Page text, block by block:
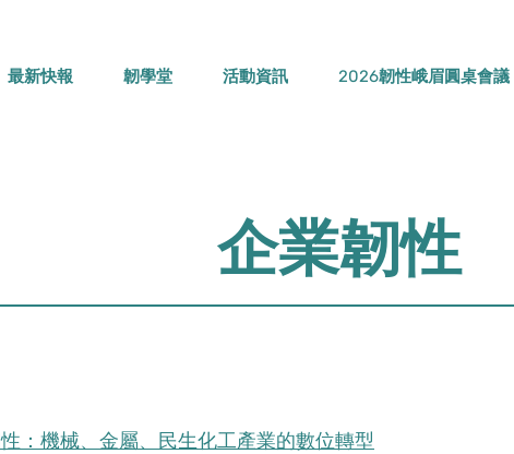
最新快報 韌學堂 活動資訊 2026韌性峨眉圓桌會議
企業韌性
：機械、金屬、民生化工產業的數位轉型